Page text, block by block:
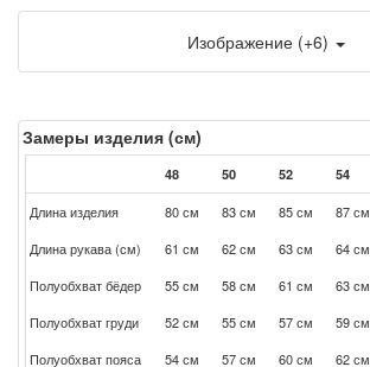
Изображение (+6)
Замеры изделия (см)
48 50 52 54
Длина изделия 80 см 83 см 85 см 87 см
Длина рукава (см)
61 см 62 см 63 см 64 см
Полуобхват бёдер
55 см 58 см 61 см 63 см
Полуобхват груди
52 см 55 см 57 см 59 см
Полуобхват пояса
54 см 57 см 60 см 62 см